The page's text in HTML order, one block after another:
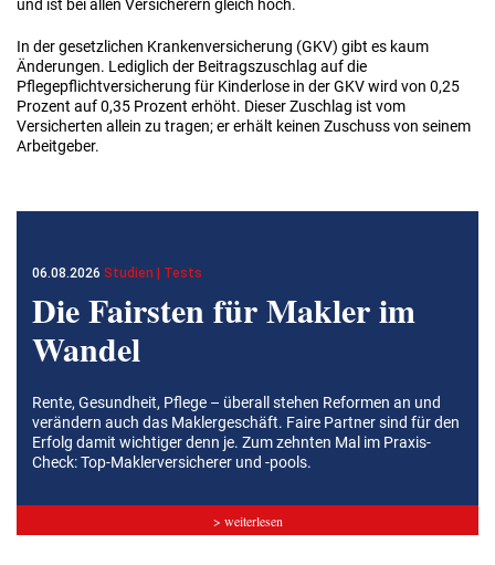
und ist bei allen Versicherern gleich hoch.
In der gesetzlichen Krankenversicherung (GKV) gibt es kaum
Änderungen. Lediglich der Beitragszuschlag auf die
Pflegepflichtversicherung für Kinderlose in der GKV wird von 0,25
Prozent auf 0,35 Prozent erhöht. Dieser Zuschlag ist vom
Versicherten allein zu tragen; er erhält keinen Zuschuss von seinem
Arbeitgeber.
06.08.2026 Studien | Tests
Die Fairsten für Makler im
Wandel
Rente, Gesundheit, Pflege – überall stehen Reformen an und
verändern auch das Maklergeschäft. Faire Partner sind für den
Erfolg damit wichtiger denn je. Zum zehnten Mal im Praxis-
Check: Top-Maklerversicherer und -pools.
> weiterlesen